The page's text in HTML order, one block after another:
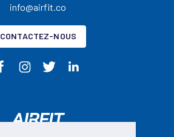
info@airfit.co
CONTACTEZ-NOUS